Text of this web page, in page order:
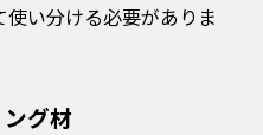
い分ける必要がありま
グ材